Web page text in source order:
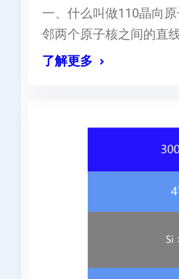
一、什么叫做110晶向
邻两个原子核之间的直
了解更多